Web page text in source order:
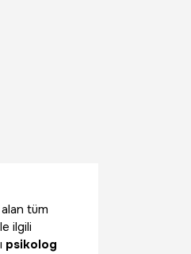
tüm
ilgili
psikolog